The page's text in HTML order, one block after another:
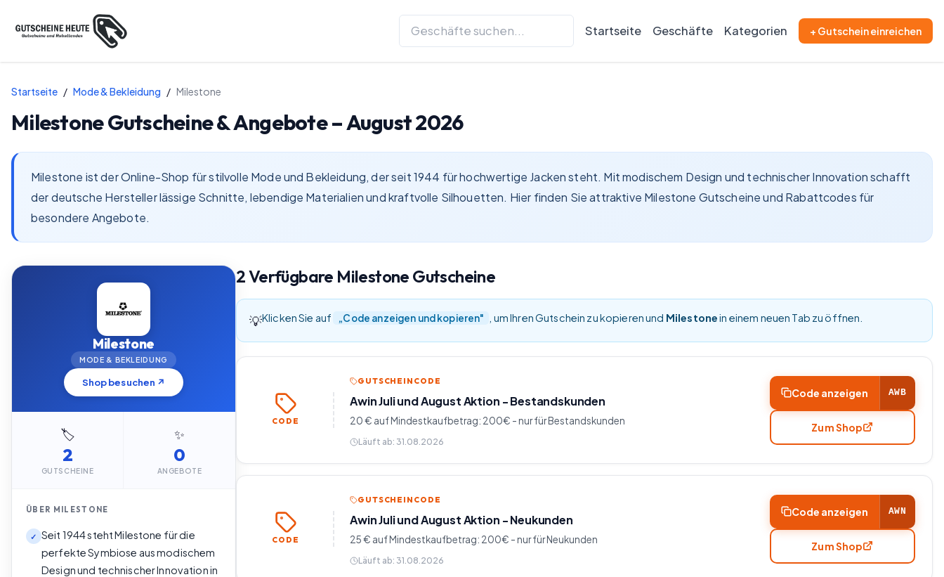
Startseite Geschäfte Kategorien + Gutschein einreichen
Startseite / Mode & Bekleidung / Milestone
MilestoneGutscheine & Angebote –August 2026
Milestone ist der Online-Shop für stilvolle Mode und Bekleidung, der seit 1944 für hochwertige Jacken steht. Mit modischem Design und technischer Innovation schafft
der deutsche Hersteller lässige Schnitte, lebendige Materialien und kraftvolle Silhouetten. Hier finden Sie attraktive Milestone Gutscheine und Rabattcodes für
besondere Angebote.
Milestone
MODE & BEKLEIDUNG
Shop besuchen ↗
🏷️
2
GUTSCHEINE
✨
0
ANGEBOTE
ÜBER MILESTONE
✓
Seit 1944 steht Milestone für die
perfekte Symbiose aus modischem
Design und technischer Innovation in
2Verfügbare Milestone Gutscheine
💡Klicken Sie auf „Code anzeigen und kopieren" , um Ihren Gutschein zu kopieren und Milestonein einem neuen Tab zu öffnen.
CODE
GUTSCHEINCODE
Awin Juli und August Aktion - Bestandskunden
20 € auf Mindestkaufbetrag: 200€ - nur für Bestandskunden
Läuft ab: 31.08.2026
Code anzeigen AWB
Zum Shop
CODE
GUTSCHEINCODE
Awin Juli und August Aktion - Neukunden
25 € auf Mindestkaufbetrag: 200€ - nur für Neukunden
Läuft ab: 31.08.2026
Code anzeigen AWN
Zum Shop